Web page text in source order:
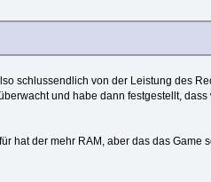
schlussendlich von der Leistung des
und habe dann festgestellt, dass
hat der mehr RAM, aber das das Game